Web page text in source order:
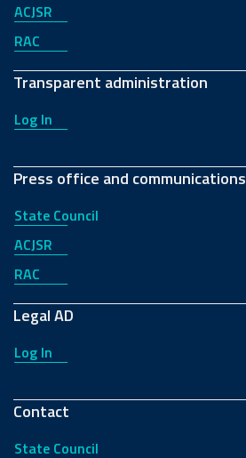
ACJSR
RAC
Transparent administration
Log In
Press office and communications
State Council
ACJSR
RAC
Legal AD
Log In
Contact
State Council